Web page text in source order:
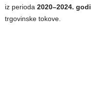
iz perioda 2020–2024.
trgovinske tokove.